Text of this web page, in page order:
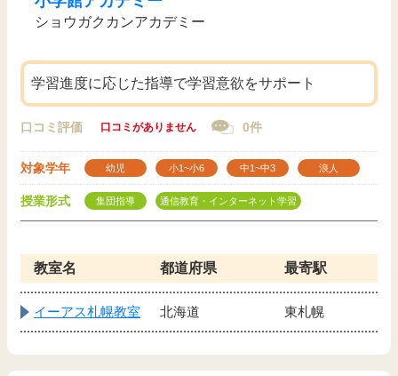
ショウガクカンアカデミー
学習進度に応じた指導で学習意欲をサポート
口コミ評価 口コミがありません 0件
対象学年 幼児 小1~小6 中1~中3 浪人
授業形式 集団指導 通信教育・インターネット学習
教室名 都道府県 最寄駅
イーアス札幌教室 北海道 東札幌